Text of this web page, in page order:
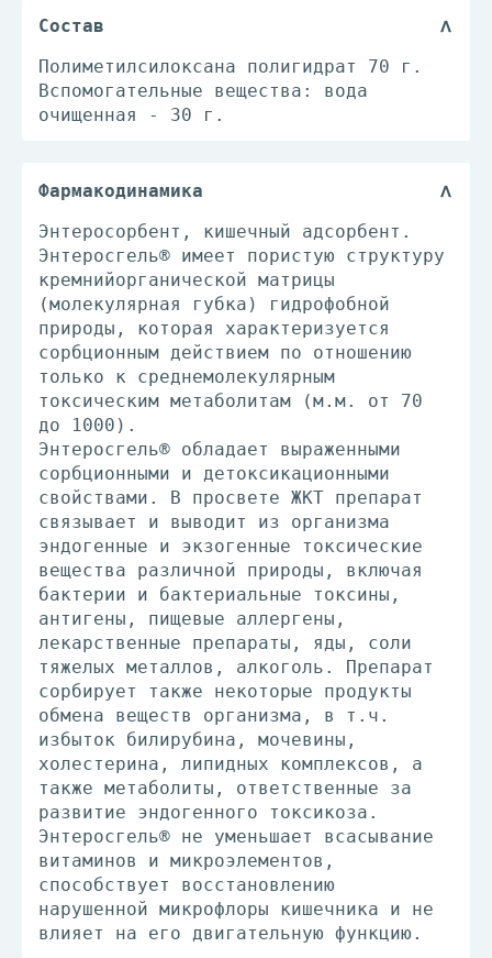
Состав
Полиметилсилоксана полигидрат 70 г.
Вспомогательные вещества: вода
очищенная - 30 г.
Фармакодинамика
Энтеросорбент, кишечный адсорбент.
Энтеросгель® имеет пористую структуру
кремнийорганической матрицы
(молекулярная губка) гидрофобной
природы, которая характеризуется
сорбционным действием по отношению
только к среднемолекулярным
токсическим метаболитам (м.м. от 70
до 1000).
Энтеросгель® обладает выраженными
сорбционными и детоксикационными
свойствами. В просвете ЖКТ препарат
связывает и выводит из организма
эндогенные и экзогенные токсические
вещества различной природы, включая
бактерии и бактериальные токсины,
антигены, пищевые аллергены,
лекарственные препараты, яды, соли
тяжелых металлов, алкоголь. Препарат
сорбирует также некоторые продукты
обмена веществ организма, в т.ч.
избыток билирубина, мочевины,
холестерина, липидных комплексов, а
также метаболиты, ответственные за
развитие эндогенного токсикоза.
Энтеросгель® не уменьшает всасывание
витаминов и микроэлементов,
способствует восстановлению
нарушенной микрофлоры кишечника и не
влияет на его двигательную функцию.